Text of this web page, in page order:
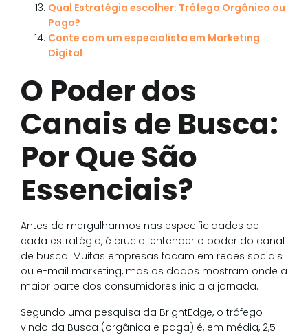
Qual Estratégia escolher: Tráfego Orgânico ou
Pago?
Conte com um especialista em Marketing
Digital
O Poder dos
Canais de Busca:
Por Que São
Essenciais?
Antes de mergulharmos nas especificidades de
cada estratégia, é crucial entender o poder do canal
de busca. Muitas empresas focam em redes sociais
ou e-mail marketing, mas os dados mostram onde a
maior parte dos consumidores inicia a jornada.
Segundo uma pesquisa da BrightEdge, o tráfego
vindo da Busca (orgânica e paga) é, em média, 2,5